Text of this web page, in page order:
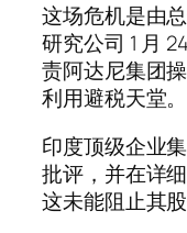
这场危机是由
研究公司 1 月
责阿达尼集团
利用避税天堂。
印度顶级企业
批评，并在详
这未能阻止其